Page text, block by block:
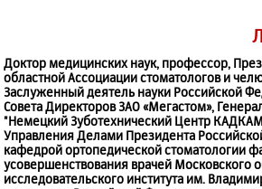
Доктор медицинских наук, профессор,
областной Ассоциации стоматологов и
Заслуженный деятель науки Российской
Совета Директоров ЗАО «Мегастом»,
"Немецкий Зуботехнический Центр
Управления Делами Президента
кафедрой ортопедической стоматологии
усовершенствования врачей Московского
исследовательского института им.